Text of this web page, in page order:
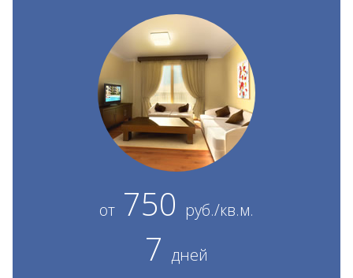
от 750 руб./кв.м.
7 дней